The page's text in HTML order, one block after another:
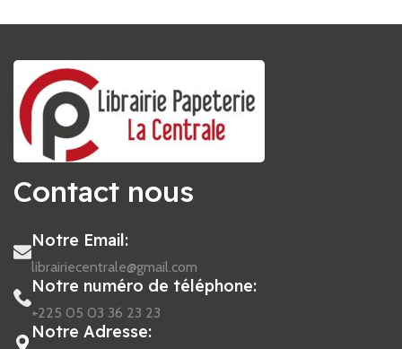
Contact nous
Notre Email:
librairiecentrale@gmail.com
Notre numéro de téléphone:
+225 05 03 36 23 23
Notre Adresse: